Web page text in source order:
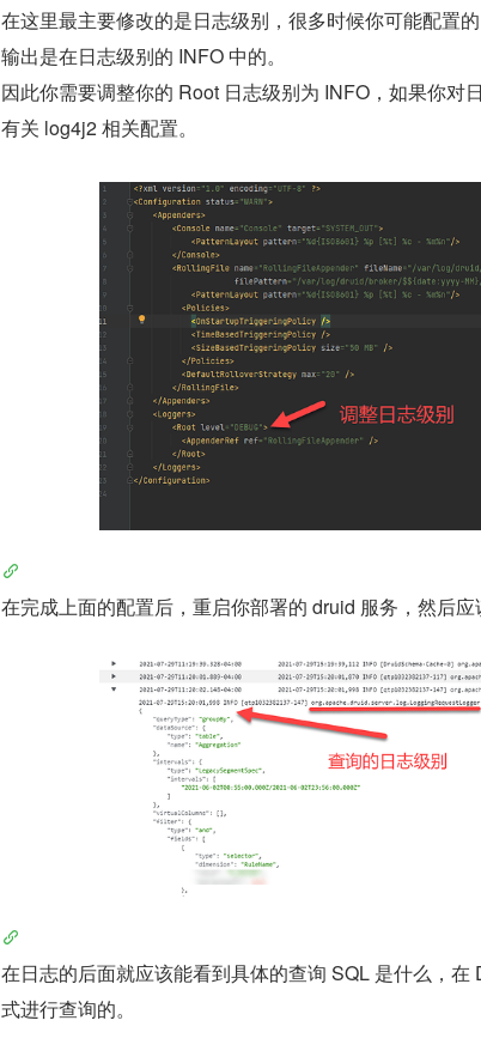
在这里最主要修改的是日志级别，很多时候你可能配置
输出是在日志级别的 INFO 中的。
因此你需要调整你的 Root 日志级别为 INFO，如果你对
有关 log4j2 相关配置。
在完成上面的配置后，重启你部署的 druid 服务，然后
在日志的后面就应该能看到具体的查询 SQL 是什么，
式进行查询的。